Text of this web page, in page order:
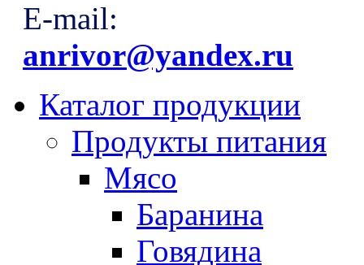
E-mail:
anrivor@yandex.ru
Каталог продукции
Продукты питания
Мясо
Баранина
Говядина